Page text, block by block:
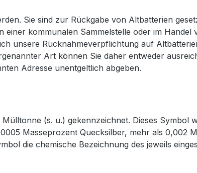
Sie sind zur Rückgabe von Altbatterien
kommunalen Sammelstelle oder im
unsere Rücknahmeverpflichtung auf
Art können Sie daher entweder
Adresse unentgeltlich abgeben.
(s. u.) gekennzeichnet. Dieses Symbol
Masseprozent Quecksilber, mehr als 0,002
die chemische Bezeichnung des jeweils